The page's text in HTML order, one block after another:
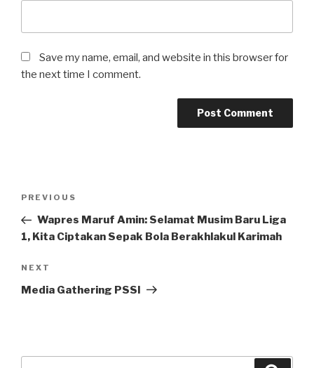
Save my name, email, and website in this browser for
the next time I comment.
Previous
Post
PREVIOUS
Wapres Maruf Amin: Selamat Musim Baru Liga
1, Kita Ciptakan Sepak Bola Berakhlakul Karimah
Next
Post
NEXT
Media Gathering PSSI